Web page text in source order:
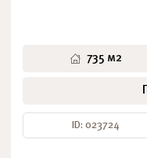
735 м2
ID: 023724